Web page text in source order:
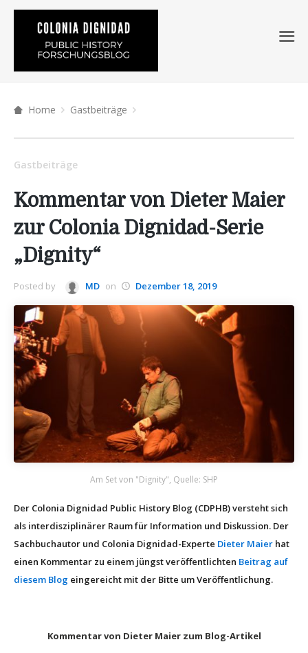
Home Gastbeiträge
Gastbeiträge
Kommentar von Dieter Maier
zur Colonia Dignidad-Serie
„Dignity“
Posted by MD on Dezember 18, 2019
Am Set von "Dignity", Quelle: SHP
Der Colonia Dignidad Public History Blog (CDPHB) versteht sich
als interdisziplinärer Raum für Information und Diskussion. Der
Sachbuchautor und Colonia Dignidad-Experte Dieter Maier hat
einen Kommentar zu einem jüngst veröffentlichten Beitrag auf
diesem Blog eingereicht mit der Bitte um Veröffentlichung.
Kommentar von Dieter Maier zum Blog-Artikel